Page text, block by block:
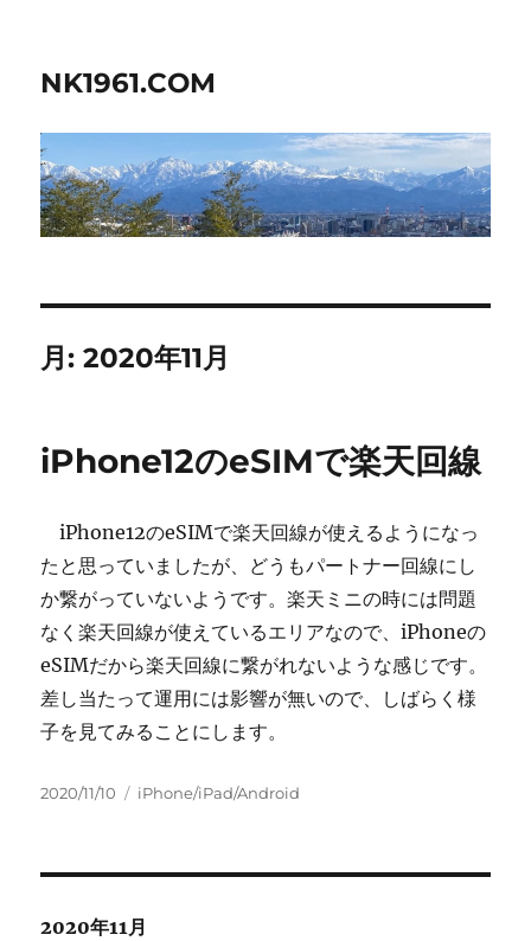
NK1961.COM
月:2020年11月
iPhone12のeSIMで楽天回線
iPhone12のeSIMで楽天回線が使えるようになっ
たと思っていましたが、どうもパートナー回線にし
か繋がっていないようです。楽天ミニの時には問題
なく楽天回線が使えているエリアなので、iPhoneの
eSIMだから楽天回線に繋がれないような感じです。
差し当たって運用には影響が無いので、しばらく様
子を見てみることにします。
投
2020/11/10
カ
iPhone/iPad/Android
2020年11月